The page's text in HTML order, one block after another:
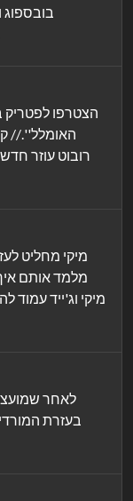
בובספוג
הצטרפו
האומלל''.//
רובוט עוזר
מיקי מחליט
מלמד אותם
מיקי וג'ייד עמוד
לאחר
בעזרת